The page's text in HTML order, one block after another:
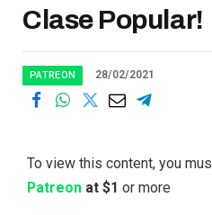
Clase Popular!
PATREON 28/02/2021
To view this content, you
Patreon at $1 or more